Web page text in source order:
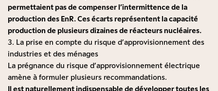
permettaient pas de compenser l’intermittence de la
production des EnR. Ces écarts représentent la capacité
production de plusieurs dizaines de réacteurs nucléaires.
3. La prise en compte du risque d’approvisionnement des
industries et des ménages
La prégnance du risque d’approvisionnement électrique
amène à formuler plusieurs recommandations.
Il est naturellement indispensable de développer toutes les